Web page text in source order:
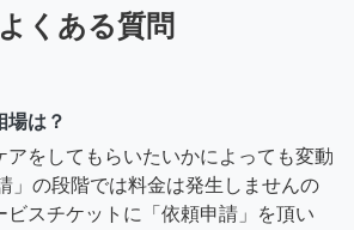
よくある質問
場は？
アをしてもらいたいかによっても変動
」の段階では料金は発生しませんの
ビスチケットに「依頼申請」を頂い